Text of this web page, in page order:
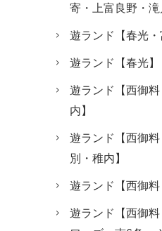
寄・上富良野・滝
遊ランド【春光・
遊ランド【春光】
遊ランド【西御
内】
遊ランド【西御
別・稚内】
遊ランド【西御料
遊ランド【西御